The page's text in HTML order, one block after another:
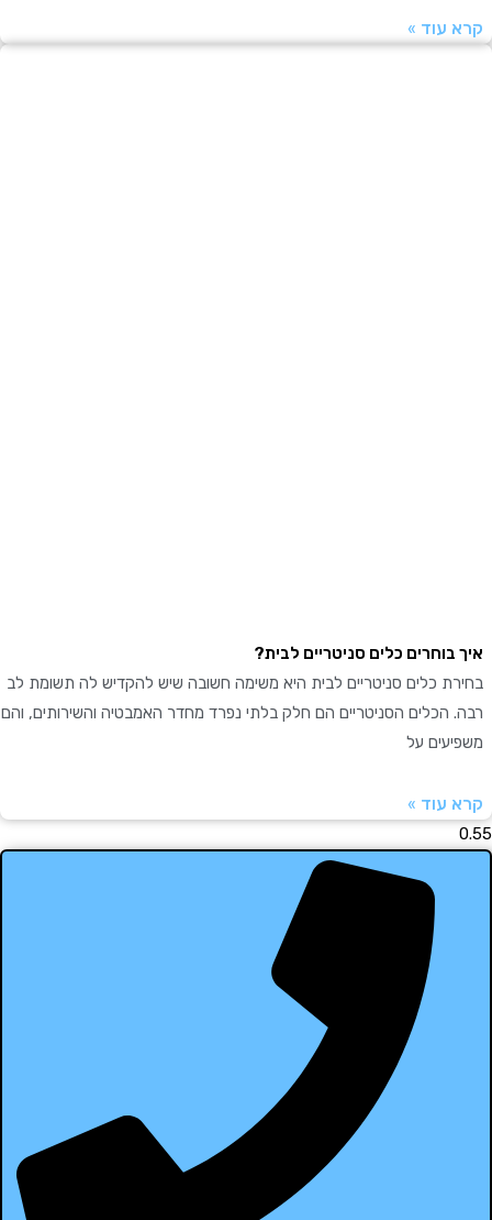
»
כלים סניטריים לבית?
כלים סניטריים לבית היא משימה חשובה שיש להקדיש לה תשומת לב
הסניטריים הם חלק בלתי נפרד מחדר האמבטיה והשירותים, והם
על
»